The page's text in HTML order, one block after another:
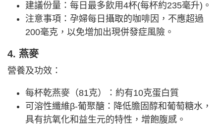
建議份量：每日最多飲用4杯(每杯約235毫升)。
注意事項：孕婦每日攝取的咖啡因，不應超過
200毫克，以免增加出現併發症風險。
4. 燕麥
營養及功效：
每杯乾燕麥（81克）：約有10克蛋白質
可溶性纖維β-葡聚醣：降低膽固醇和葡萄糖水，
具有抗氧化和益生元的特性，增飽腹感。